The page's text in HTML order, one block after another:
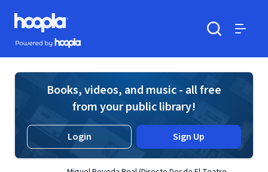
Skip to main content
Hoopla logo
Powered by Hoopla
Books, videos, and music - all free
from your public library!
Login Sign Up